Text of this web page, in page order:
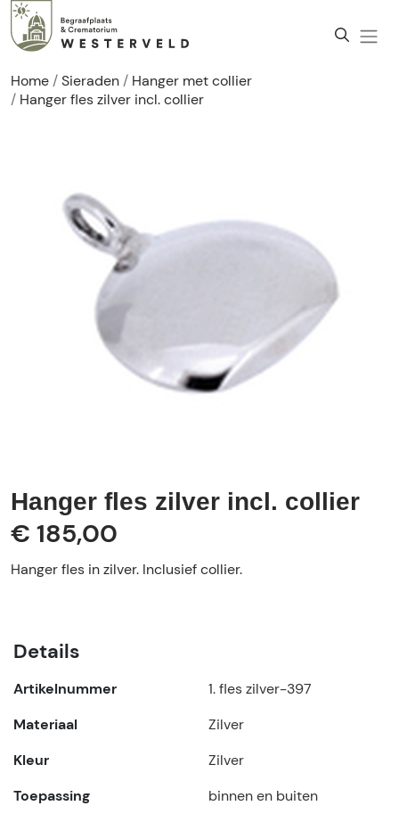
Home Sieraden
Hanger met collier
Hanger fles zilver incl. collier
Hanger fles zilver incl. collier
€ 185,00
Hanger fles in zilver. Inclusief collier.
Details
Artikelnummer
1. fles zilver-397
Materiaal
Zilver
Kleur
Zilver
Toepassing
binnen en buiten